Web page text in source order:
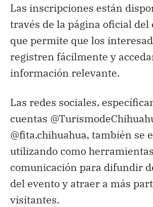
Las inscripciones están
través de la página oficial del
que permite que los
registren fácilmente y
información relevante.
Las redes sociales,
cuentas
@fita.chihuahua, también se
utilizando como
comunicación para difundir
del evento y atraer a más
visitantes.